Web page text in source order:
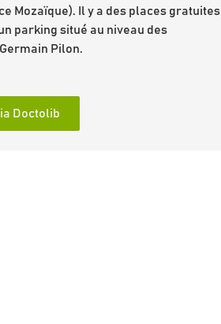
Mozaïque). Il y a des places gratuites
parking situé au niveau des
Pilon.
Doctolib